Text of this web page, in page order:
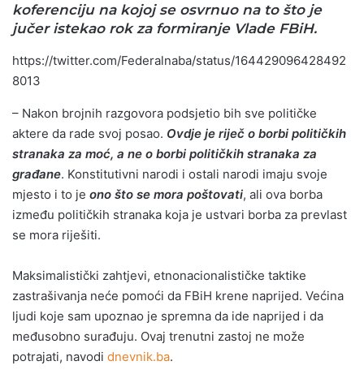
koferenciju na kojoj se osvrnuo na to što je
jučer istekao rok za formiranje Vlade FBiH.
https://twitter.com/Federalnaba/status/164429096428492
8013
– Nakon brojnih razgovora podsjetio bih sve političke
aktere da rade svoj posao. Ovdje je riječ o borbi političkih
stranaka za moć, a ne o borbi političkih stranaka za
građane. Konstitutivni narodi i ostali narodi imaju svoje
mjesto i to je ono što se mora poštovati, ali ova borba
između političkih stranaka koja je ustvari borba za prevlast
se mora riješiti.
Maksimalistički zahtjevi, etnonacionalističke taktike
zastrašivanja neće pomoći da FBiH krene naprijed. Većina
ljudi koje sam upoznao je spremna da ide naprijed i da
međusobno surađuju. Ovaj trenutni zastoj ne može
potrajati, navodi dnevnik.ba.